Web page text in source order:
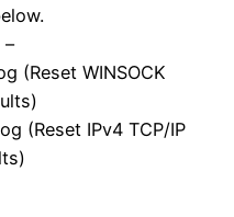
–
(Reset WINSOCK
(Reset IPv4 TCP/IP